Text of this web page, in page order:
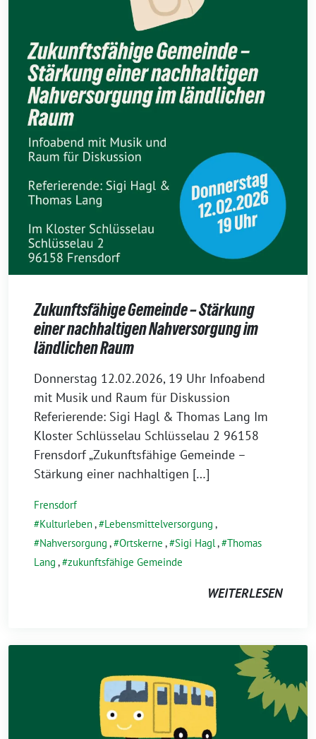
Zukunftsfähige Gemeinde – Stärkung
einer nachhaltigen Nahversorgung im
ländlichen Raum
23.
Januar
2026
Donnerstag 12.02.2026, 19 Uhr Infoabend
mit Musik und Raum für Diskussion
Referierende: Sigi Hagl & Thomas Lang Im
Kloster Schlüsselau Schlüsselau 2 96158
Frensdorf „Zukunftsfähige Gemeinde –
Stärkung einer nachhaltigen […]
Frensdorf
Kulturleben, Lebensmittelversorgung ,
Nahversorgung , Ortskerne , Sigi Hagl, Thomas
Lang , zukunftsfähige Gemeinde
WEITERLESEN